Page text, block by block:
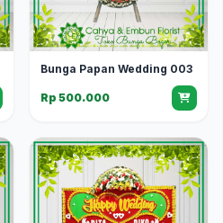
Bunga Papan Wedding 003
Rp 500.000